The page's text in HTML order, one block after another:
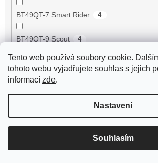
Tento web používá soubory cookie.
tohoto webu vyjadřujete souhlas s jejich
informací zde.
Nastavení
Souhlasím
BT49QT-7 Smart Rider 4
BT49QT-9 Scout 4
BT49QT-9 Sprint